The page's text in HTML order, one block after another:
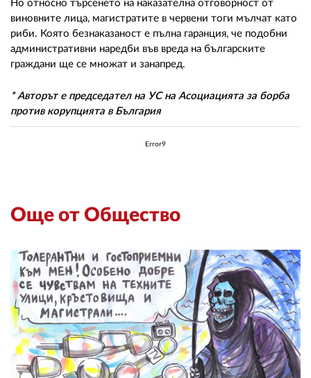
Но относно търсенето на наказателна отговорност от
виновните лица, магистратите в червени тоги мълчат като
риби. Която безнаказаност е пълна гаранция, че подобни
административни наредби във вреда на българските
граждани ще се множат и занапред.
* Авторът е председател на УС на Асоциацията за борба
против корупцията в България
Error9
Още от Общество